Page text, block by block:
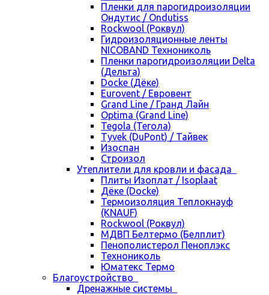
Пленки для парогидроизоляции
Ондутис / Ondutiss
Rockwool (Роквул)
Гидроизоляционные ленты
NICOBAND Технониколь
Пленки парогидроизоляции Delta
(Дельта)
Docke (Дёке)
Eurovent / Евровент
Grand Line / Гранд Лайн
Optima (Grand Line)
Tegola (Тегола)
Tyvek (DuPont) / Тайвек
Изоспан
Строизол
Утеплители для кровли и фасада
Плиты Изоплат / Isoplaat
Дёке (Docke)
Термоизоляция Теплокнауф
(KNAUF)
Rockwool (Роквул)
МДВП Белтермо (Белплит)
Пенополистерол Пеноплэкс
Технониколь
Юматекс Термо
Благоустройство
Дренажные системы